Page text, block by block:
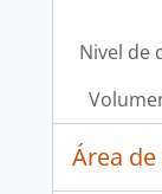
Nivel de
Área